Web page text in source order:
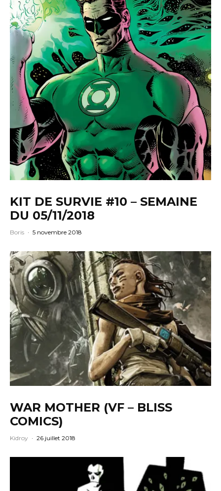
KIT DE SURVIE #10 – SEMAINE
DU 05/11/2018
Boris · 5 novembre 2018
WAR MOTHER (VF – BLISS
COMICS)
Kidroy · 26 juillet 2018